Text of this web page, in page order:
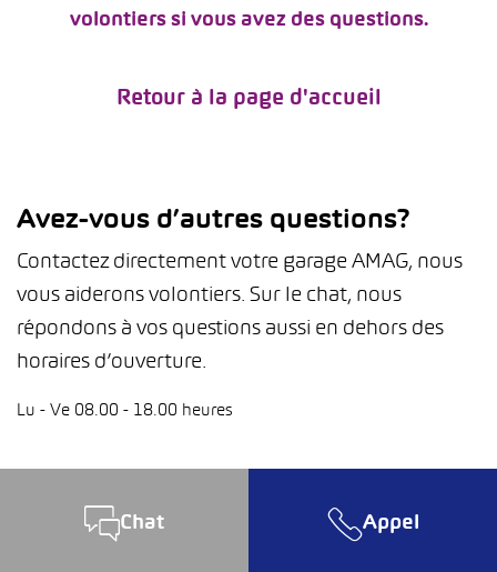
volontiers si vous avez des questions.
Retour à la page d'accueil
Avez-vous d’autres questions?
Contactez directement votre garage AMAG, nous
vous aiderons volontiers. Sur le chat, nous
répondons à vos questions aussi en dehors des
horaires d’ouverture.
Lu - Ve 08.00 - 18.00 heures
Chat Appel